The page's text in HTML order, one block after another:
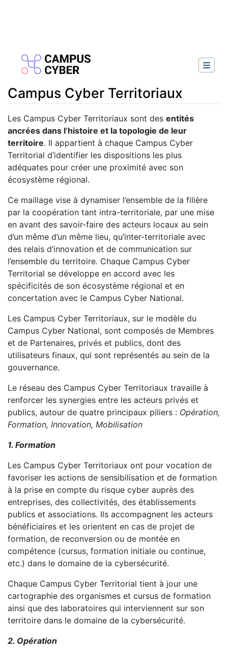
Campus Cyber Territoriaux
Aller à :navigation,rechercher
Les Campus Cyber Territoriaux sont des entités
ancrées dans l’histoire et la topologie de leur
territoire. Il appartient à chaque Campus Cyber
Territorial d’identifier les dispositions les plus
adéquates pour créer une proximité avec son
écosystème régional.
Ce maillage vise à dynamiser l’ensemble de la filière
par la coopération tant intra-territoriale, par une mise
en avant des savoir-faire des acteurs locaux au sein
d’un même d’un même lieu, qu’inter-territoriale avec
des relais d’innovation et de communication sur
l’ensemble du territoire. Chaque Campus Cyber
Territorial se développe en accord avec les
spécificités de son écosystème régional et en
concertation avec le Campus Cyber National.
Les Campus Cyber Territoriaux, sur le modèle du
Campus Cyber National, sont composés de Membres
et de Partenaires, privés et publics, dont des
utilisateurs finaux, qui sont représentés au sein de la
gouvernance.
Le réseau des Campus Cyber Territoriaux travaille à
renforcer les synergies entre les acteurs privés et
publics, autour de quatre principaux piliers : Opération,
Formation, Innovation, Mobilisation
1. Formation
Les Campus Cyber Territoriaux ont pour vocation de
favoriser les actions de sensibilisation et de formation
à la prise en compte du risque cyber auprès des
entreprises, des collectivités, des établissements
publics et associations. Ils accompagnent les acteurs
bénéficiaires et les orientent en cas de projet de
formation, de reconversion ou de montée en
compétence (cursus, formation initiale ou continue,
etc.) dans le domaine de la cybersécurité.
Chaque Campus Cyber Territorial tient à jour une
cartographie des organismes et cursus de formation
ainsi que des laboratoires qui interviennent sur son
territoire dans le domaine de la cybersécurité.
2. Opération